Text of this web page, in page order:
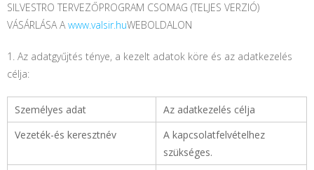
SILVESTRO TERVEZŐPROGRAM CSOMAG (TELJES VERZIÓ)
VÁSÁRLÁSA Awww.valsir.huWEBOLDALON
1. Az adatgyűjtés ténye, a kezelt adatok köre és az adatkezelés
célja:
Személyes adat
Az adatkezelés célja
Vezeték-és keresztnév
A kapcsolatfelvételhez
szükséges.